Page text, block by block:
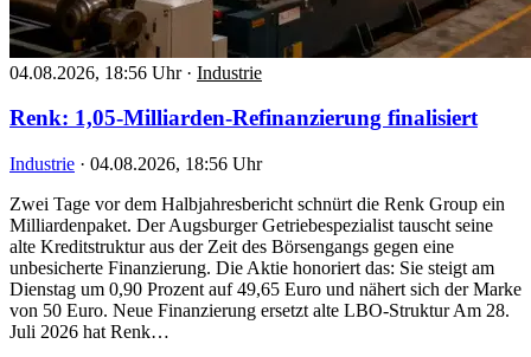
04.08.2026, 18:56 Uhr · Industrie
Renk: 1,05-Milliarden-Refinanzierung finalisiert
Industrie · 04.08.2026, 18:56 Uhr
Zwei Tage vor dem Halbjahresbericht schnürt die Renk Group ein
Milliardenpaket. Der Augsburger Getriebespezialist tauscht seine
alte Kreditstruktur aus der Zeit des Börsengangs gegen eine
unbesicherte Finanzierung. Die Aktie honoriert das: Sie steigt am
Dienstag um 0,90 Prozent auf 49,65 Euro und nähert sich der Marke
von 50 Euro. Neue Finanzierung ersetzt alte LBO-Struktur Am 28.
Juli 2026 hat Renk…